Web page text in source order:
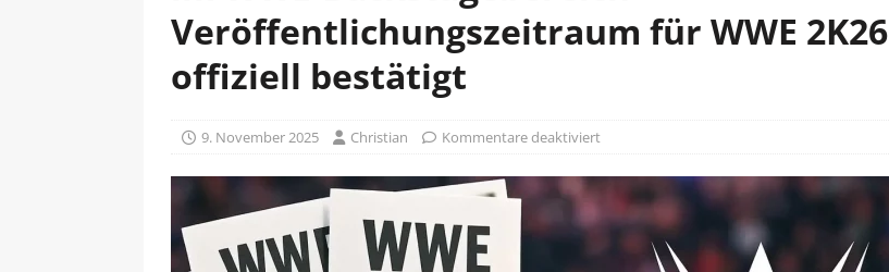
Veröffentlichungszeitraum für WWE 2K26
offiziell bestätigt
9. November 2025 Christian Kommentare deaktiviert